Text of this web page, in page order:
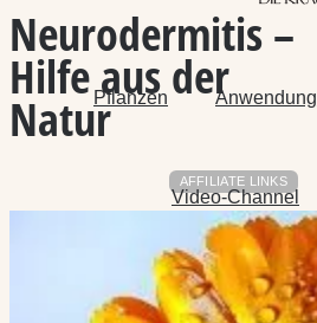
Pflanzen
Video-Channel
Neurodermitis –
Hilfe aus der
Natur
AFFILIATE LINKS